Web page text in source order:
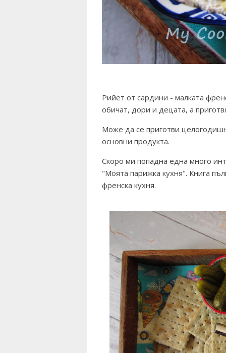
Рийет от сардини - малката
обичат, дори и децата, а
Може да се приготви
основни продукта.
Скоро ми попадна една много
"Моята парижка кухня". Книга
френска кухня.